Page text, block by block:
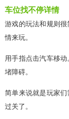
车位找不停详情
游戏的玩法和规则
情来玩。
用手指点击汽车移
堵障碍。
简单来说就是玩家
过关了。